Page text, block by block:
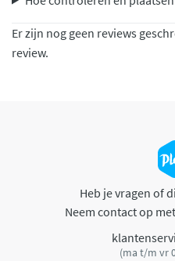
Er zijn nog geen reviews
review.
Heb je vragen of
Neem contact op
(ma t/m vr